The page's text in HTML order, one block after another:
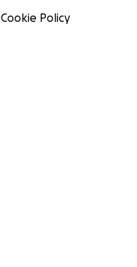
Cookie Policy